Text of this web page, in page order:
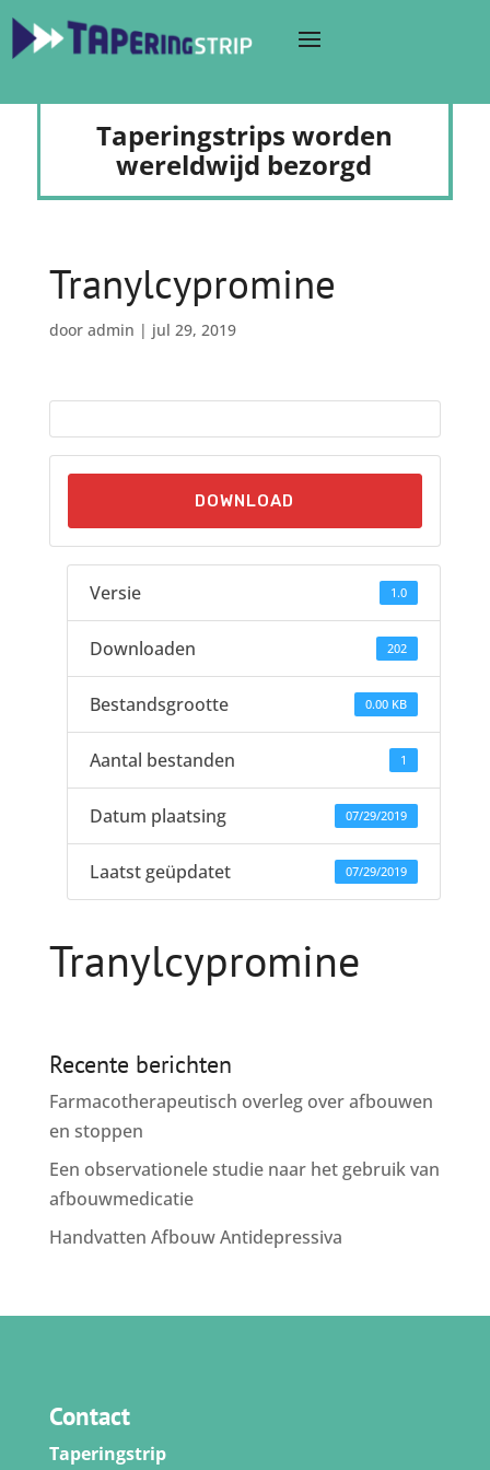
Taperingstrips worden
wereldwijd bezorgd
Tranylcypromine
door admin | jul 29, 2019
DOWNLOAD
Versie 1.0
Downloaden 202
Bestandsgrootte 0.00 KB
Aantal bestanden 1
Datum plaatsing 07/29/2019
Laatst geüpdatet 07/29/2019
Tranylcypromine
Recente berichten
Farmacotherapeutisch overleg over afbouwen
en stoppen
Een observationele studie naar het gebruik van
afbouwmedicatie
Handvatten Afbouw Antidepressiva
Contact
Taperingstrip